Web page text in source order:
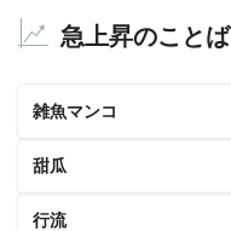
急上昇のことば
雑魚マンコ
甜瓜
行流